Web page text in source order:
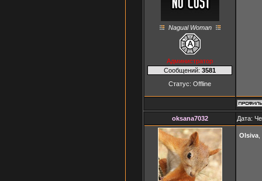
Nagual Woman
Администратор
Сообщений: 3581
Статус: Offline
oksana7032 Дата:
Olsiva